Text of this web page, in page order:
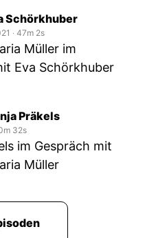
Schörkhuber
‧ 47m 2s
Müller im
Eva Schörkhuber
Präkels
32s
im Gespräch mit
Müller